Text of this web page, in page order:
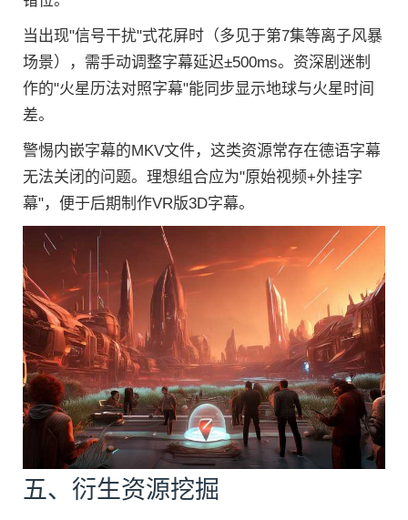
当出现"信号干扰"式花屏时（多见于第7集等离子风暴
场景），需手动调整字幕延迟±500ms。资深剧迷制
作的"火星历法对照字幕"能同步显示地球与火星时间
差。
警惕内嵌字幕的MKV文件，这类资源常存在德语字幕
无法关闭的问题。理想组合应为"原始视频+外挂字
幕"，便于后期制作VR版3D字幕。
五、衍生资源挖掘